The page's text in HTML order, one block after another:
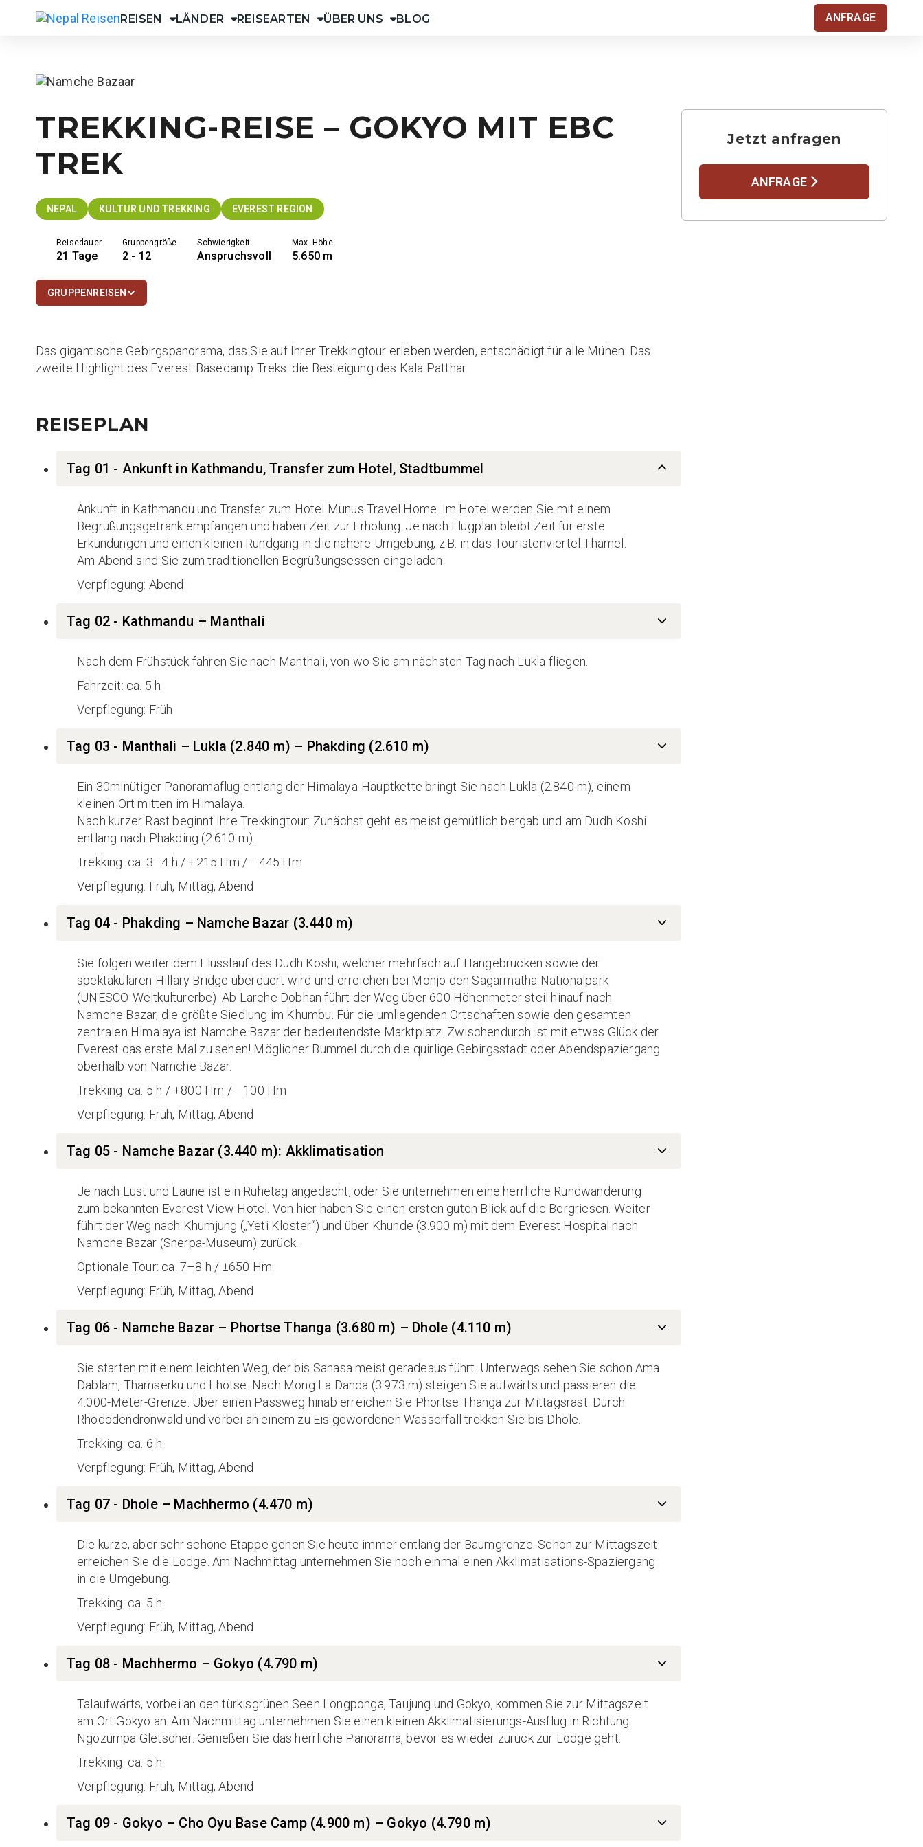
REISEN LÄNDER REISEARTEN ÜBER UNS BLOG ANFRAGE
TREKKING-REISE – GOKYO MIT EBC
TREK
NEPAL KULTUR UND TREKKING EVEREST REGION
Reisedauer
21 Tage
Gruppengröße
2 - 12
Schwierigkeit
Anspruchsvoll
Max. Höhe
5.650 m
GRUPPENREISEN
Das gigantische Gebirgspanorama, das Sie auf Ihrer Trekkingtour erleben werden, entschädigt für alle Mühen. Das
zweite Highlight des Everest Basecamp Treks: die Besteigung des Kala Patthar.
REISEPLAN
Tag 01 - Ankunft in Kathmandu, Transfer zum Hotel, Stadtbummel
Ankunft in Kathmandu und Transfer zum Hotel Munus Travel Home. Im Hotel werden Sie mit einem
Begrüßungsgetränk empfangen und haben Zeit zur Erholung. Je nach Flugplan bleibt Zeit für erste
Erkundungen und einen kleinen Rundgang in die nähere Umgebung, z.B. in das Touristenviertel Thamel.
Am Abend sind Sie zum traditionellen Begrüßungsessen eingeladen.
Verpflegung: Abend
Tag 02 - Kathmandu – Manthali
Nach dem Frühstück fahren Sie nach Manthali, von wo Sie am nächsten Tag nach Lukla fliegen.
Fahrzeit: ca. 5 h
Verpflegung: Früh
Tag 03 - Manthali – Lukla (2.840 m) – Phakding (2.610 m)
Ein 30minütiger Panoramaflug entlang der Himalaya-Hauptkette bringt Sie nach Lukla (2.840 m), einem
kleinen Ort mitten im Himalaya.
Nach kurzer Rast beginnt Ihre Trekkingtour: Zunächst geht es meist gemütlich bergab und am Dudh Koshi
entlang nach Phakding (2.610 m).
Trekking: ca. 3–4 h / +215 Hm / –445 Hm
Verpflegung: Früh, Mittag, Abend
Tag 04 - Phakding – Namche Bazar (3.440 m)
Sie folgen weiter dem Flusslauf des Dudh Koshi, welcher mehrfach auf Hängebrücken sowie der
spektakulären Hillary Bridge überquert wird und erreichen bei Monjo den Sagarmatha Nationalpark
(UNESCO-Weltkulturerbe). Ab Larche Dobhan führt der Weg über 600 Höhenmeter steil hinauf nach
Namche Bazar, die größte Siedlung im Khumbu. Für die umliegenden Ortschaften sowie den gesamten
zentralen Himalaya ist Namche Bazar der bedeutendste Marktplatz. Zwischendurch ist mit etwas Glück der
Everest das erste Mal zu sehen! Möglicher Bummel durch die quirlige Gebirgsstadt oder Abendspaziergang
oberhalb von Namche Bazar.
Trekking: ca. 5 h / +800 Hm / –100 Hm
Verpflegung: Früh, Mittag, Abend
Tag 05 - Namche Bazar (3.440 m): Akklimatisation
Je nach Lust und Laune ist ein Ruhetag angedacht, oder Sie unternehmen eine herrliche Rundwanderung
zum bekannten Everest View Hotel. Von hier haben Sie einen ersten guten Blick auf die Bergriesen. Weiter
führt der Weg nach Khumjung („Yeti Kloster“) und über Khunde (3.900 m) mit dem Everest Hospital nach
Namche Bazar (Sherpa-Museum) zurück.
Optionale Tour: ca. 7–8 h / ±650 Hm
Verpflegung: Früh, Mittag, Abend
Tag 06 - Namche Bazar – Phortse Thanga (3.680 m) – Dhole (4.110 m)
Sie starten mit einem leichten Weg, der bis Sanasa meist geradeaus führt. Unterwegs sehen Sie schon Ama
Dablam, Thamserku und Lhotse. Nach Mong La Danda (3.973 m) steigen Sie aufwärts und passieren die
4.000-Meter-Grenze. Über einen Passweg hinab erreichen Sie Phortse Thanga zur Mittagsrast. Durch
Rhododendronwald und vorbei an einem zu Eis gewordenen Wasserfall trekken Sie bis Dhole.
Trekking: ca. 6 h
Verpflegung: Früh, Mittag, Abend
Tag 07 - Dhole – Machhermo (4.470 m)
Die kurze, aber sehr schöne Etappe gehen Sie heute immer entlang der Baumgrenze. Schon zur Mittagszeit
erreichen Sie die Lodge. Am Nachmittag unternehmen Sie noch einmal einen Akklimatisations-Spaziergang
in die Umgebung.
Trekking: ca. 5 h
Verpflegung: Früh, Mittag, Abend
Tag 08 - Machhermo – Gokyo (4.790 m)
Talaufwärts, vorbei an den türkisgrünen Seen Longponga, Taujung und Gokyo, kommen Sie zur Mittagszeit
am Ort Gokyo an. Am Nachmittag unternehmen Sie einen kleinen Akklimatisierungs-Ausflug in Richtung
Ngozumpa Gletscher. Genießen Sie das herrliche Panorama, bevor es wieder zurück zur Lodge geht.
Trekking: ca. 5 h
Verpflegung: Früh, Mittag, Abend
Tag 09 - Gokyo – Cho Oyu Base Camp (4.900 m) – Gokyo (4.790 m)
Jetzt anfragen
ANFRAGE